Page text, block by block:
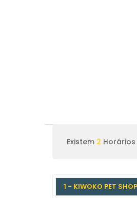
Existem 2
1 - KIWOKO PET SHOP